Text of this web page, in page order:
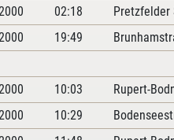
02:18 Pretzfelder
19:49
10:03 Rupert-
10:29